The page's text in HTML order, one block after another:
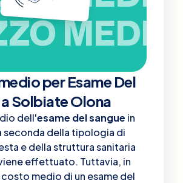
MEDIO
per Esame Del
Solbiate Olona
dell'esame del sangue in
seconda della tipologia di
e della struttura sanitaria
effettuato. Tuttavia, in
medio di un esame del